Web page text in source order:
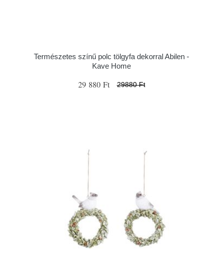
Természetes színű polc tölgyfa dekorral Abilen -
Kave Home
29 880 Ft 29880 Ft